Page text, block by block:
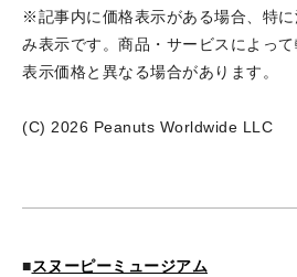
※記事内に価格表示がある場合、特
み表示です。商品・サービスによって
表示価格と異なる場合があります。
(C) 2026 Peanuts Worldwide LLC
■スヌーピーミュージアム